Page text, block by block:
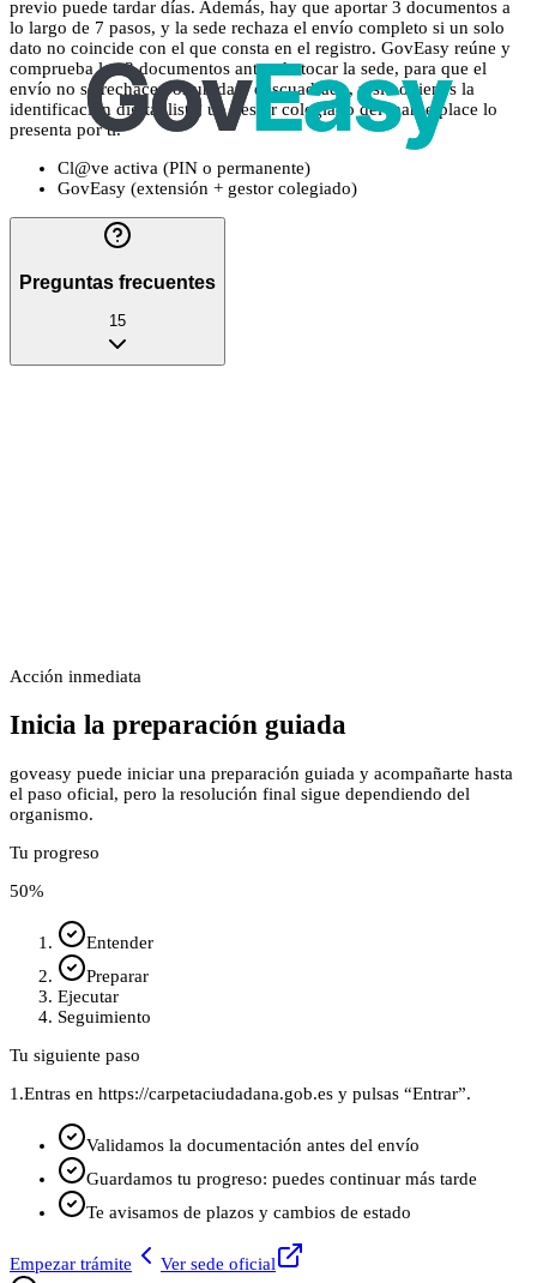
previo puede tardar días. Además, hay que aportar 3 documentos a
lo largo de 7 pasos, y la sede rechaza el envío completo si un solo
dato no coincide con el que consta en el registro. GovEasy reúne y
comprueba los 3 documentos antes de tocar la sede, para que el
envío no se rechace por un dato descuadrado, y si no tienes la
identificación digital lista, un gestor colegiado del marketplace lo
presenta por ti.
Cl@ve activa (PIN o permanente)
GovEasy (extensión + gestor colegiado)
Preguntas frecuentes
15
Acción inmediata
Inicia la preparación guiada
goveasy puede iniciar una preparación guiada y acompañarte hasta
el paso oficial, pero la resolución final sigue dependiendo del
organismo.
Tu progreso
50%
Entender
Preparar
Ejecutar
Seguimiento
Tu siguiente paso
1.Entras en https://carpetaciudadana.gob.es y pulsas “Entrar”.
Validamos la documentación antes del envío
Guardamos tu progreso: puedes continuar más tarde
Te avisamos de plazos y cambios de estado
Empezar trámite Ver sede oficial